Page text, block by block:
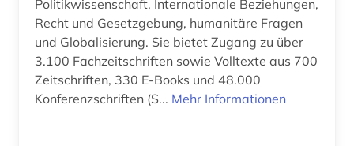
bedarfsforschung (1)
bedrohte sprache (1)
beherbergungsgewerbe tourismus
Politikwissenschaft, Internationale Beziehungen,
Recht und Gesetzgebung, humanitäre Fragen
und Globalisierung. Sie bietet Zugang zu über
3.100 Fachzeitschriften sowie Volltexte aus 700
Zeitschriften, 330 E-Books und 48.000
Konferenzschriften (S... Mehr Informationen